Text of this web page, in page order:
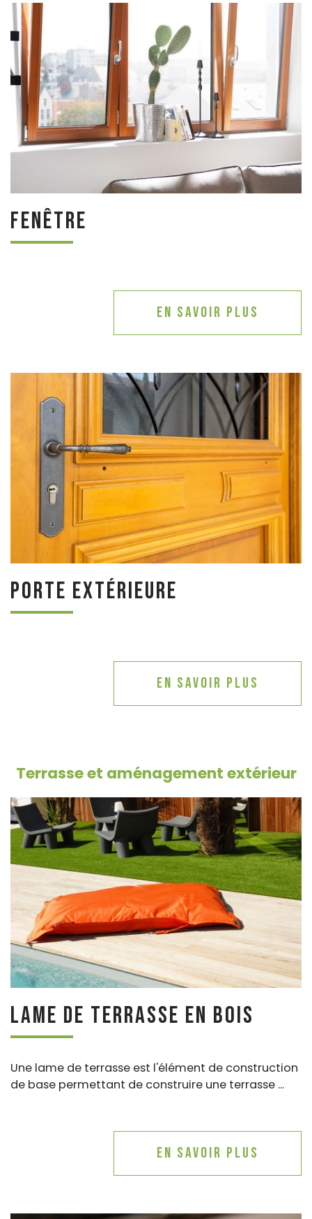
Fenêtre
En savoir plus
Porte extérieure
En savoir plus
Terrasse et aménagement extérieur
Lame de terrasse en bois
Une lame de terrasse est l'élément de construction
de base permettant de construire une terrasse ...
En savoir plus